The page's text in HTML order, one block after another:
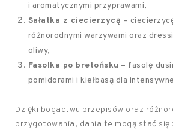
i aromatycznymi przyprawami,
Sałatka z ciecierzycą –
różnorodnymi warzywami oraz
oliwy,
Fasolka po bretońsku – fasolę
pomidorami i kiełbasą dla
Dzięki bogactwu przepisów oraz
przygotowania, dania te mogą stać się